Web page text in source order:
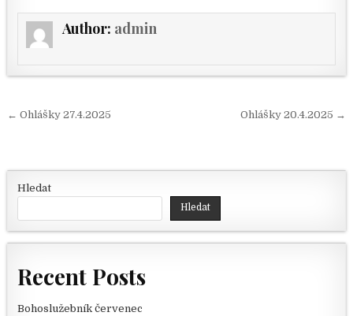
Author: admin
Navigace pro příspěvekOhlášky 20.4.2025 →
← Ohlášky 27.4.2025
Hledat
Hledat
Recent Posts
Bohoslužebník červenec